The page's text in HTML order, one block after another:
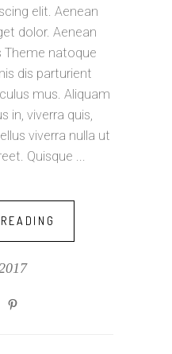
elit. Aenean
dolor. Aenean
Theme natoque
dis parturient
mus. Aliquam
in, viverra quis,
viverra nulla ut
Quisque